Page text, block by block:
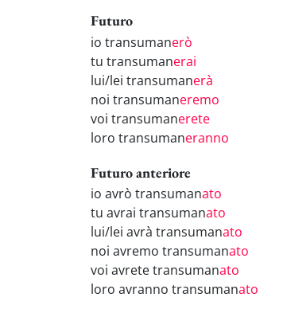
Futuro
io transumanerò
tu transumanerai
lui/lei transumanerà
noi transumaneremo
voi transumanerete
loro transumaneranno
Futuro anteriore
io avrò transumanato
tu avrai transumanato
lui/lei avrà transumanato
noi avremo transumanato
voi avrete transumanato
loro avranno transumanato